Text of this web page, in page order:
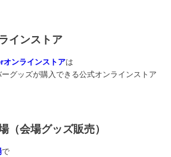
インストア
ンラインストアは
グッズが購入できる公式オンラインストア
（会場グッズ販売）
で